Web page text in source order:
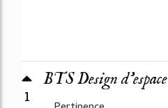
1
BTS Design